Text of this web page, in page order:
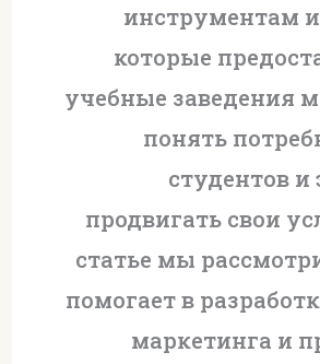
инструментам
которые
учебные заведения
понять
студентов и
продвигать свои
статье мы
помогает в
маркетинга и